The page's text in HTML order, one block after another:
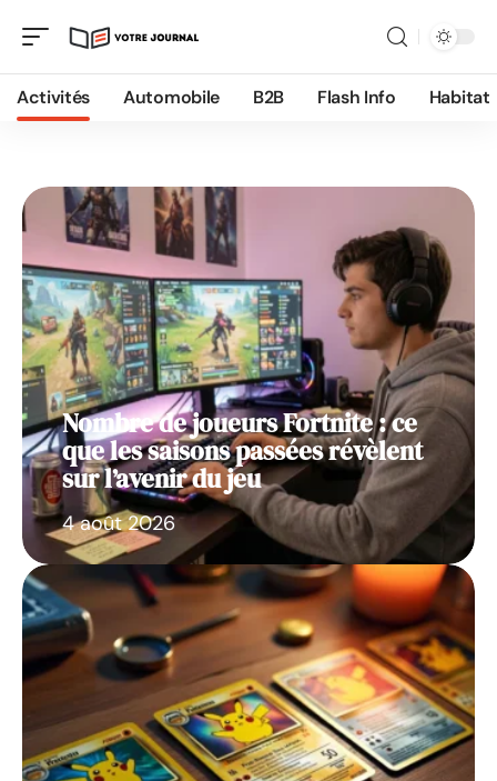
Activités Automobile B2B Flash Info Habitat
Activités
Nombre de joueurs Fortnite : ce
que les saisons passées révèlent
sur l’avenir du jeu
4 août 2026